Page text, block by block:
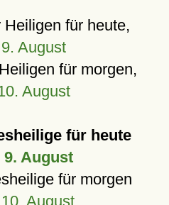
für heute,
August
für morgen,
August
für heute
9. August
für morgen
August